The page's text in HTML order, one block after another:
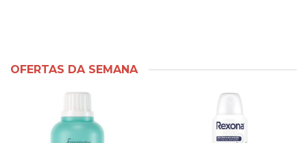
OFERTAS DA SEMANA